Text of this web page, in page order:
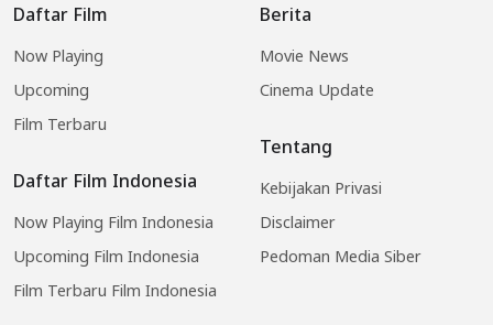
Daftar Film
Now Playing
Upcoming
Film Terbaru
Daftar Film Indonesia
Now Playing Film Indonesia
Upcoming Film Indonesia
Film Terbaru Film Indonesia
Berita
Movie News
Cinema Update
Tentang
Kebijakan Privasi
Disclaimer
Pedoman Media Siber